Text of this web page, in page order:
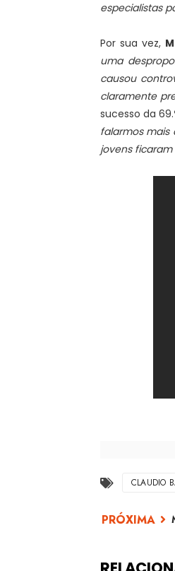
especialistas
Por sua vez,
uma
causou
claramente
sucesso da
falarmos mais
jovens
CLAUDIO